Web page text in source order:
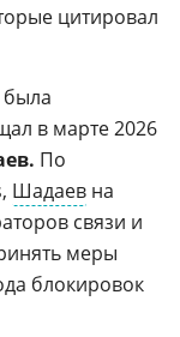
цитировал
была
в марте 2026
По
Шадаев на
связи и
меры
блокировок